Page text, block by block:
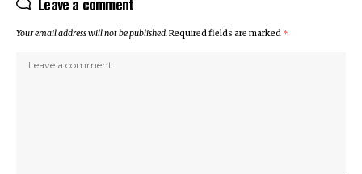
Your email address will not be published.Required fields are marked *